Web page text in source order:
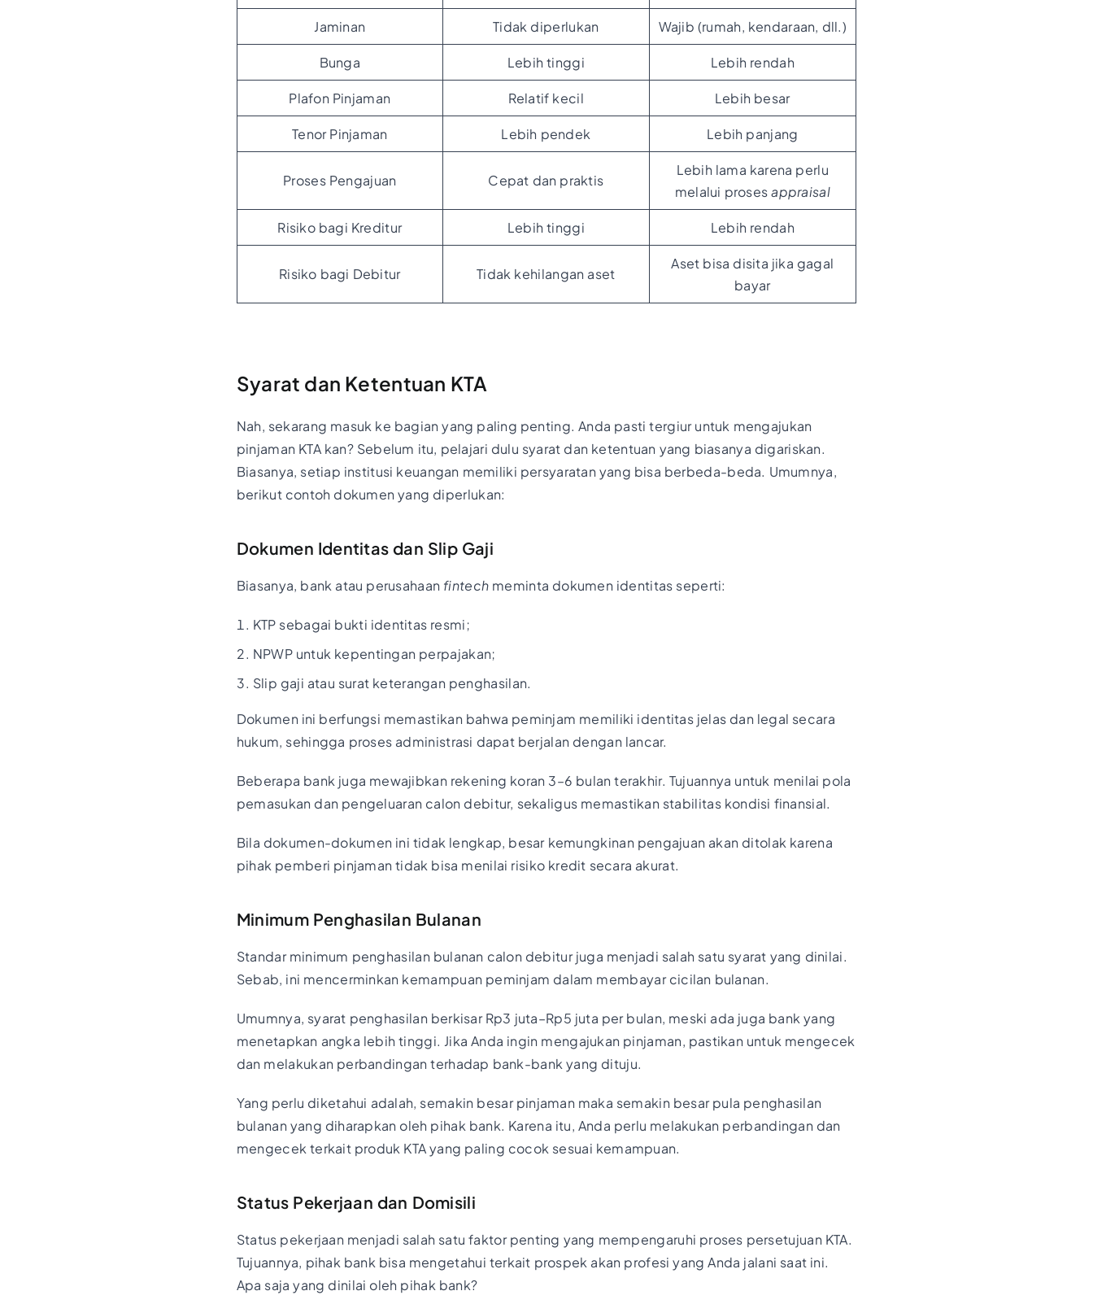
Jaminan Tidak diperlukan Wajib (rumah, kendaraan, dll.)
Bunga Lebih tinggi Lebih rendah
Plafon Pinjaman Relatif kecil Lebih besar
Tenor Pinjaman Lebih pendek Lebih panjang
Proses Pengajuan Cepat dan praktis
Lebih lama karena perlu
melalui prosesappraisal
Risiko bagi Kreditur Lebih tinggi Lebih rendah
Risiko bagi Debitur Tidak kehilangan aset
Aset bisa disita jika gagal
bayar
Syarat dan Ketentuan KTA
Nah, sekarang masuk ke bagian yang paling penting. Anda pasti tergiur untuk mengajukan
pinjaman KTA kan? Sebelum itu, pelajari dulu syarat dan ketentuan yang biasanya digariskan.
Biasanya, setiap institusi keuangan memiliki persyaratan yang bisa berbeda-beda. Umumnya,
berikut contoh dokumen yang diperlukan:
Dokumen Identitas dan Slip Gaji
Biasanya, bank atau perusahaan fintech meminta dokumen identitas seperti:
KTP sebagai bukti identitas resmi;
NPWP untuk kepentingan perpajakan;
Slip gaji atau surat keterangan penghasilan.
Dokumen ini berfungsi memastikan bahwa peminjam memiliki identitas jelas dan legal secara
hukum, sehingga proses administrasi dapat berjalan dengan lancar.
Beberapa bank juga mewajibkan rekening koran 3–6 bulan terakhir. Tujuannya untuk menilai pola
pemasukan dan pengeluaran calon debitur, sekaligus memastikan stabilitas kondisi finansial.
Bila dokumen-dokumen ini tidak lengkap, besar kemungkinan pengajuan akan ditolak karena
pihak pemberi pinjaman tidak bisa menilai risiko kredit secara akurat.
Minimum Penghasilan Bulanan
Standar minimum penghasilan bulanan calon debitur juga menjadi salah satu syarat yang dinilai.
Sebab, ini mencerminkan kemampuan peminjam dalam membayar cicilan bulanan.
Umumnya, syarat penghasilan berkisar Rp3 juta–Rp5 juta per bulan, meski ada juga bank yang
menetapkan angka lebih tinggi. Jika Anda ingin mengajukan pinjaman, pastikan untuk mengecek
dan melakukan perbandingan terhadap bank-bank yang dituju.
Yang perlu diketahui adalah, semakin besar pinjaman maka semakin besar pula penghasilan
bulanan yang diharapkan oleh pihak bank. Karena itu, Anda perlu melakukan perbandingan dan
mengecek terkait produk KTA yang paling cocok sesuai kemampuan.
Status Pekerjaan dan Domisili
Status pekerjaan menjadi salah satu faktor penting yang mempengaruhi proses persetujuan KTA.
Tujuannya, pihak bank bisa mengetahui terkait prospek akan profesi yang Anda jalani saat ini.
Apa saja yang dinilai oleh pihak bank?